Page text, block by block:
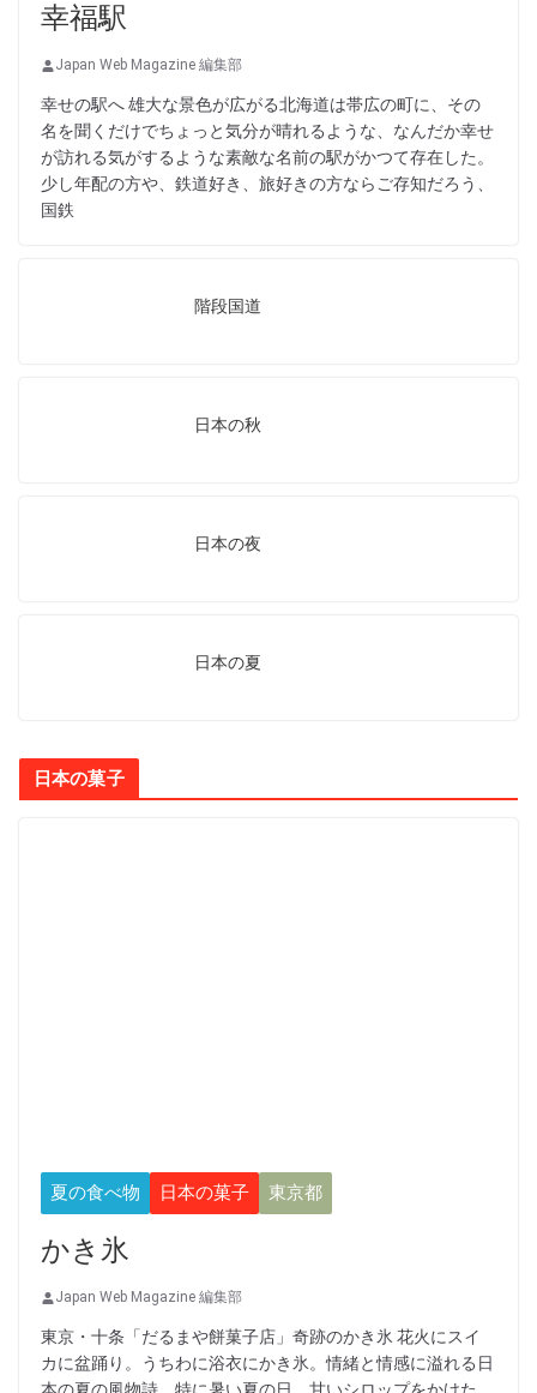
幸福駅
Japan Web Magazine 編集部
幸せの駅へ 雄大な景色が広がる北海道は帯広の町に、その
名を聞くだけでちょっと気分が晴れるような、なんだか幸せ
が訪れる気がするような素敵な名前の駅がかつて存在した。
少し年配の方や、鉄道好き、旅好きの方ならご存知だろう、
国鉄
階段国道
日本の秋
日本の夜
日本の夏
日本の菓子
夏の食べ物 日本の菓子 東京都
かき氷
Japan Web Magazine 編集部
東京・十条「だるまや餅菓子店」奇跡のかき氷 花火にスイ
カに盆踊り。うちわに浴衣にかき氷。情緒と情感に溢れる日